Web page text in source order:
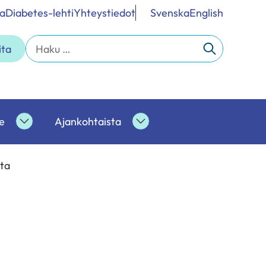
Diabetes-lehtiYhteystiedot SvenskaEnglish
Haku:
Ammattilaisille
alasivut
Ajankohtaista
Ajankohtaista
alasivut